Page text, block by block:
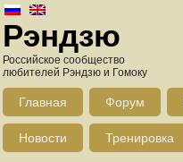
Рэндзю
Российское сообщество
любителей Рэндзю и Гомоку
Главная Форум
Новости Тренировка